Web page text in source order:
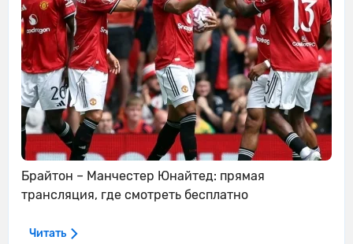
Брайтон – Манчестер Юнайтед: прямая
трансляция, где смотреть бесплатно
Читать